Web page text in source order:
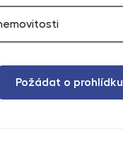
Požádat o prohlídku